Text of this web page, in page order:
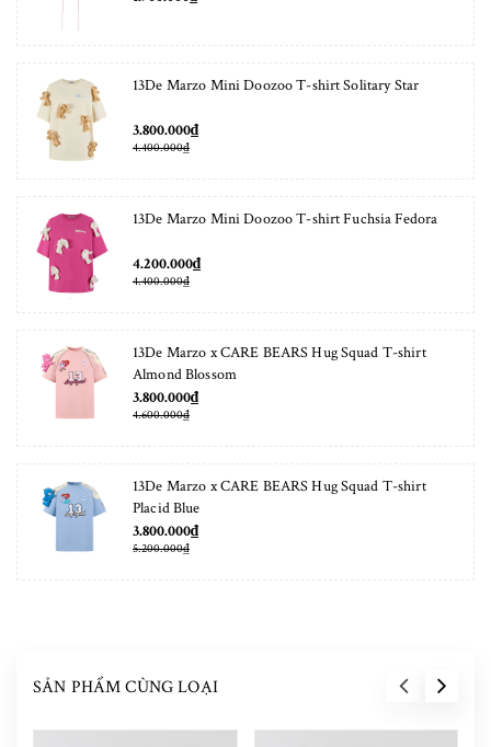
13De Marzo Mini Doozoo T-shirt Solitary Star
3.800.000₫
4.400.000₫
13De Marzo Mini Doozoo T-shirt Fuchsia Fedora
4.200.000₫
4.400.000₫
13De Marzo x CARE BEARS Hug Squad T-shirt
Almond Blossom
3.800.000₫
4.600.000₫
13De Marzo x CARE BEARS Hug Squad T-shirt
Placid Blue
3.800.000₫
5.200.000₫
SẢN PHẨM CÙNG LOẠI